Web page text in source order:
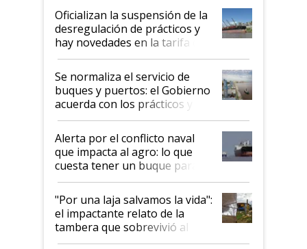
Oficializan la suspensión de la
desregulación de prácticos y
hay novedades en la tarifa de
la hidrovía
Se normaliza el servicio de
buques y puertos: el Gobierno
acuerda con los prácticos y
suspende el decreto de
desregulación
Alerta por el conflicto naval
que impacta al agro: lo que
cuesta tener un buque parado
y el peligro de que Argentina
pase a ser "país sucio"
"Por una laja salvamos la vida":
el impactante relato de la
tambera que sobrevivió al
tornado